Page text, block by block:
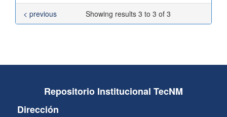
Showing results 3 to 3 of 3
< previous
Repositorio Institucional TecNM
Dirección